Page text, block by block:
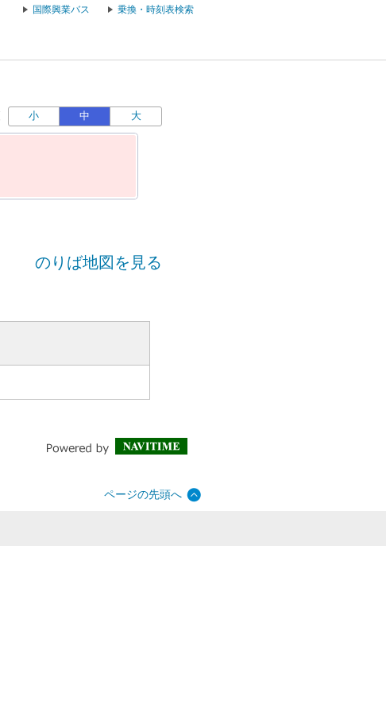
国際興業バス 乗換・時刻表検索
小 中 大
のりば地図を見る
ページの先頭へ